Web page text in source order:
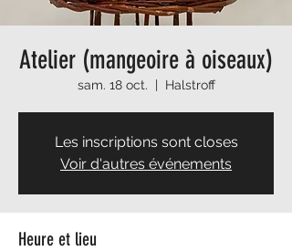
Atelier (mangeoire à oiseaux)
sam. 18 oct.
  |
Halstroff
Les inscriptions sont closes
Voir d'autres événements
Heure et lieu